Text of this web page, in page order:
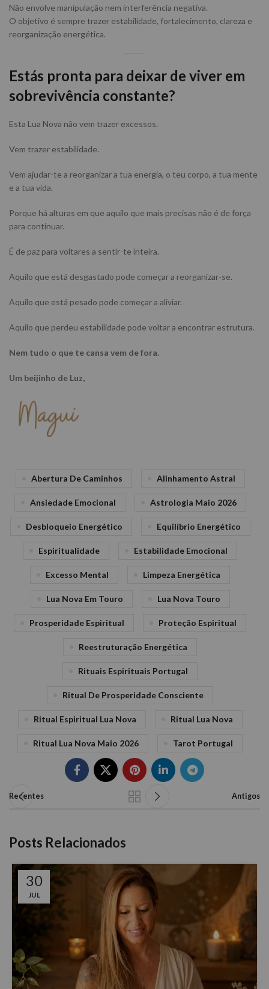
Não envolve manipulação nem interferência negativa.
O objetivo é sempre trazer estabilidade, fortalecimento, clareza e
reorganização energética.
Estás pronta para deixar de viver em
sobrevivência constante?
Esta Lua Nova não vem trazer excessos.
Vem trazer estabilidade.
Vem ajudar-te a reorganizar a tua energia, o teu corpo, a tua mente
e a tua vida.
Porque há alturas em que aquilo que mais precisas não é de força
para continuar.
É de paz para voltares a sentir-te inteira.
Aquilo que está desgastado pode começar a reorganizar-se.
Aquilo que está pesado pode começar a aliviar.
Aquilo que perdeu estabilidade pode voltar a encontrar estrutura.
Nem tudo o que te cansa vem de fora.
Um beijinho de Luz,
Abertura De Caminhos Alinhamento Astral
Ansiedade Emocional Astrologia Maio 2026
Desbloqueio Energético Equilíbrio Energético
Espiritualidade Estabilidade Emocional
Excesso Mental Limpeza Energética
Lua Nova Em Touro Lua Nova Touro
Prosperidade Espiritual Proteção Espiritual
Reestruturação Energética
Rituais Espirituais Portugal
Ritual De Prosperidade Consciente
Ritual Espiritual Lua Nova Ritual Lua Nova
Ritual Lua Nova Maio 2026 Tarot Portugal
Recentes Antigos
Posts Relacionados
30
JUL